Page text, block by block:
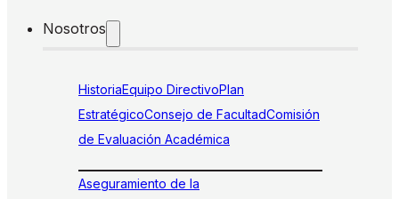
Nosotros
HistoriaEquipo DirectivoPlan
EstratégicoConsejo de FacultadComisión
de Evaluación Académica
Aseguramiento de la